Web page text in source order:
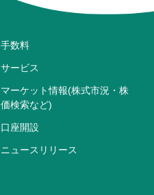
手数料
サービス
マーケット情報(株式市況・株
価検索など)
口座開設
ニュースリリース